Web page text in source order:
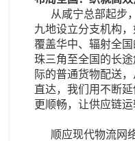
从咸宁总部起步
九地设立分支机构
覆盖华中、辐射全
珠三角至全国的长
际的普通货物配送
直达，我们用不断
更顺畅，让供应链运
顺应现代物流网